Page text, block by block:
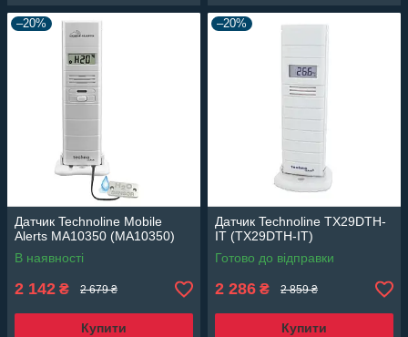
–20%
Датчик Technoline Mobile
Alerts MA10350 (MA10350)
В наявності
2 142 ₴ 2 679 ₴
Купити
–20%
Датчик Technoline TX29DTH-
IT (TX29DTH-IT)
Готово до відправки
2 286 ₴ 2 859 ₴
Купити